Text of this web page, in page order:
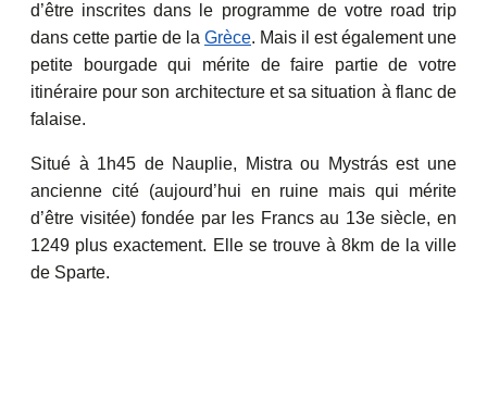
d’être inscrites dans le programme de votre road trip
dans cette partie de la Grèce. Mais il est également une
petite bourgade qui mérite de faire partie de votre
itinéraire pour son architecture et sa situation à flanc de
falaise.
Situé à 1h45 de Nauplie, Mistra ou Mystrás est une
ancienne cité (aujourd’hui en ruine mais qui mérite
d’être visitée) fondée par les Francs au 13e siècle, en
1249 plus exactement. Elle se trouve à 8km de la ville
de Sparte.